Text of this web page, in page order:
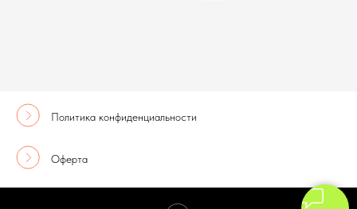
Политика конфиденциальности
Оферта